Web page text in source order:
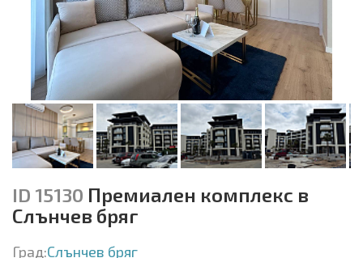
ID 15130 Премиален комплекс в
Слънчев бряг
Град:Слънчев бряг